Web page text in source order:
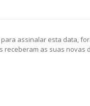
assinalar esta data,
receberam as suas novas